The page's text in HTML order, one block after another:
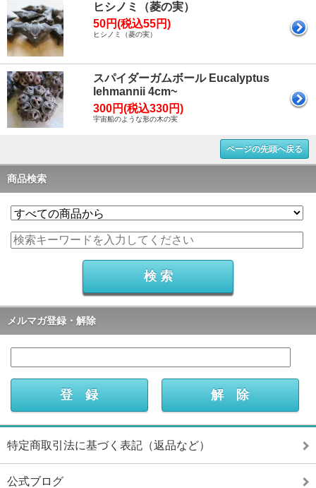
ヒシノミ（菱の実）
50円(税込55円)
ヒシノミ（菱の実）
スパイダーガムボール Eucalyptus
lehmannii 4cm~
300円(税込330円)
宇宙船のような形の木の実
ページの先頭へ戻る
商品検索
メルマガ登録・解除
特定商取引法に基づく表記（返品など）
公式ブログ